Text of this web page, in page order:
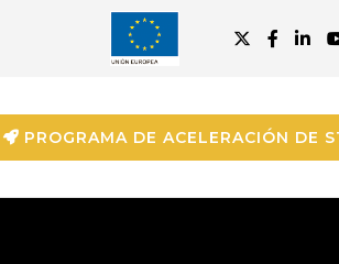
PROGRAMA DE ACELERACIÓN DE